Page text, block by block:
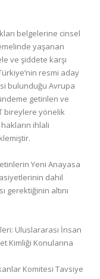
belgelerine cinsel
yaşanan
ve şiddete karşı
resmi aday
bulunduğu Avrupa
getirilen ve
bireylere yönelik
hakların ihlali
Yeni Anayasa
dahil
gerektiğinin altını
Uluslararası İnsan
Kimliği Konularına
Komitesi Tavsiye